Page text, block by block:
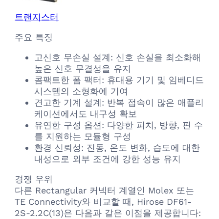
트랜지스터
주요 특징
고신호 무손실 설계: 신호 손실을 최소화해
높은 신호 무결성을 유지
콤팩트한 폼 팩터: 휴대용 기기 및 임베디드
시스템의 소형화에 기여
견고한 기계 설계: 반복 접속이 많은 애플리
케이션에서도 내구성 확보
유연한 구성 옵션: 다양한 피치, 방향, 핀 수
를 지원하는 모듈형 구성
환경 신뢰성: 진동, 온도 변화, 습도에 대한
내성으로 외부 조건에 강한 성능 유지
경쟁 우위
다른 Rectangular 커넥터 계열인 Molex 또는
TE Connectivity와 비교할 때, Hirose DF61-
2S-2.2C(13)은 다음과 같은 이점을 제공합니다: